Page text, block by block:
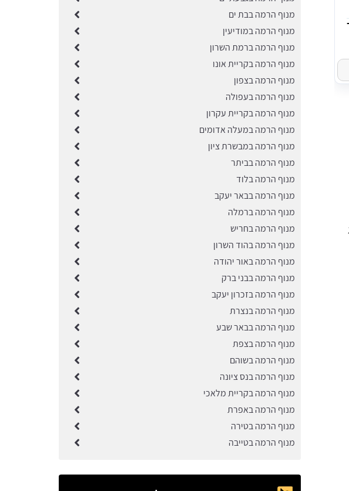
מנוף הרמה בבת ים
מנוף הרמה במודיעין
מנוף הרמה ברמת השרון
מנוף הרמה בקריית אונו
מנוף הרמה בצפון
מנוף הרמה בעפולה
מנוף הרמה בקריית עקרון
מנוף הרמה במעלה אדומים
מנוף הרמה במבשרת ציון
מנוף הרמה בביתר
מנוף הרמה בלוד
מנוף הרמה בבאר יעקב
מנוף הרמה ברמלה
מנוף הרמה בחריש
מנוף הרמה בהוד השרון
מנוף הרמה באור יהודה
מנוף הרמה בבני ברק
מנוף הרמה בזכרון יעקב
מנוף הרמה בנצרת
מנוף הרמה בבאר שבע
מנוף הרמה בצפת
מנוף הרמה בשוהם
מנוף הרמה בנס ציונה
מנוף הרמה בקריית מלאכי
מנוף הרמה באפרת
מנוף הרמה בטירה
מנוף הרמה בטייבה